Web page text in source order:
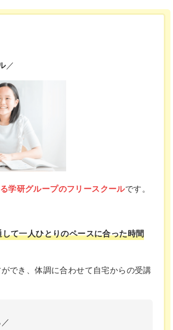
／
学研グループのフリースクールです。
て一人ひとりのペースに合った時間
でき、体調に合わせて自宅からの受講